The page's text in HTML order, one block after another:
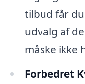
tilbud får
udvalg af
måske ikke
Forbedret